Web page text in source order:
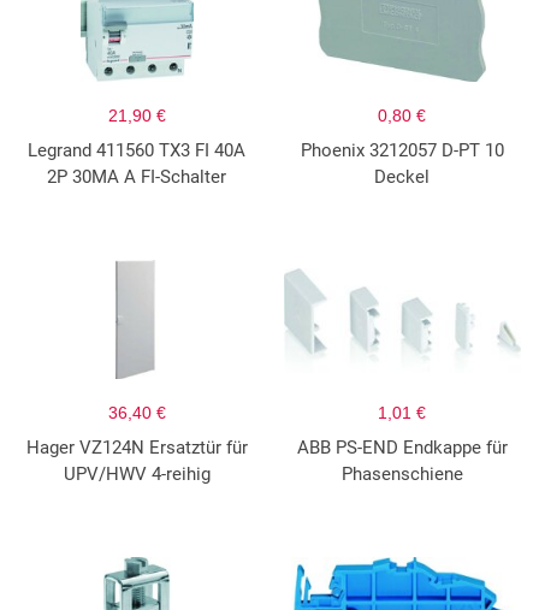
21,90 €
Legrand 411560 TX3 FI 40A
2P 30MA A FI-Schalter
0,80 €
Phoenix 3212057 D-PT 10
Deckel
36,40 €
Hager VZ124N Ersatztür für
UPV/HWV 4-reihig
1,01 €
ABB PS-END Endkappe für
Phasenschiene